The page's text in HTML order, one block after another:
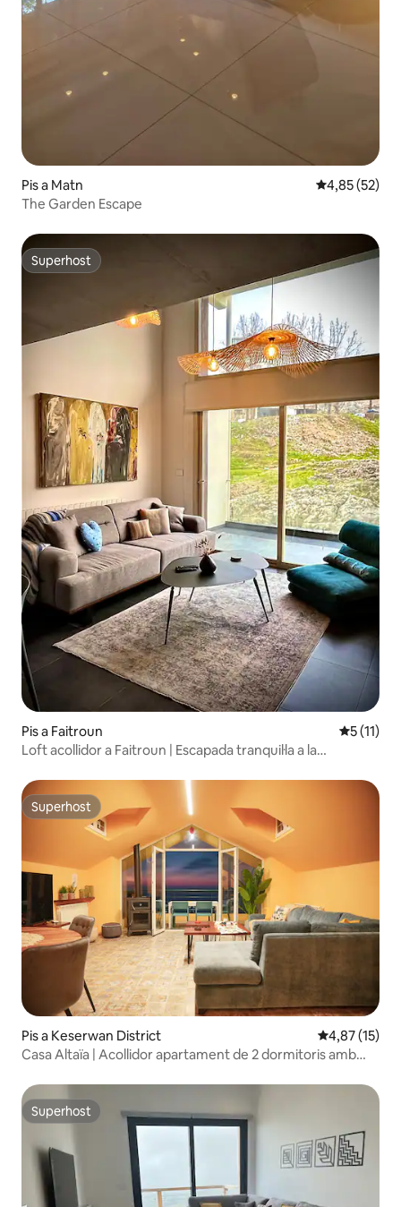
Pis a Matn 4,85 de
4,85 (52)
The Garden Escape
Superhost
Superhost
Pis a Faitroun 5 de
5 (11)
Loft acollidor a Faitroun | Escapada tranquil·la a la
Superhost
Superhost
Pis a Keserwan District 4,87 de
4,87 (15)
Casa Altaïa | Acollidor apartament de 2 dormitoris amb
Superhost
Superhost